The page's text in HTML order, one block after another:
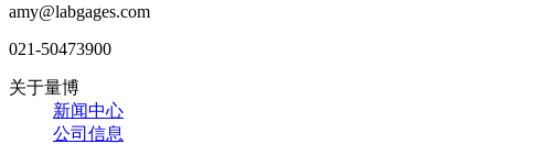
amy@labgages.com
021-50473900
关于量博
新闻中心
公司信息